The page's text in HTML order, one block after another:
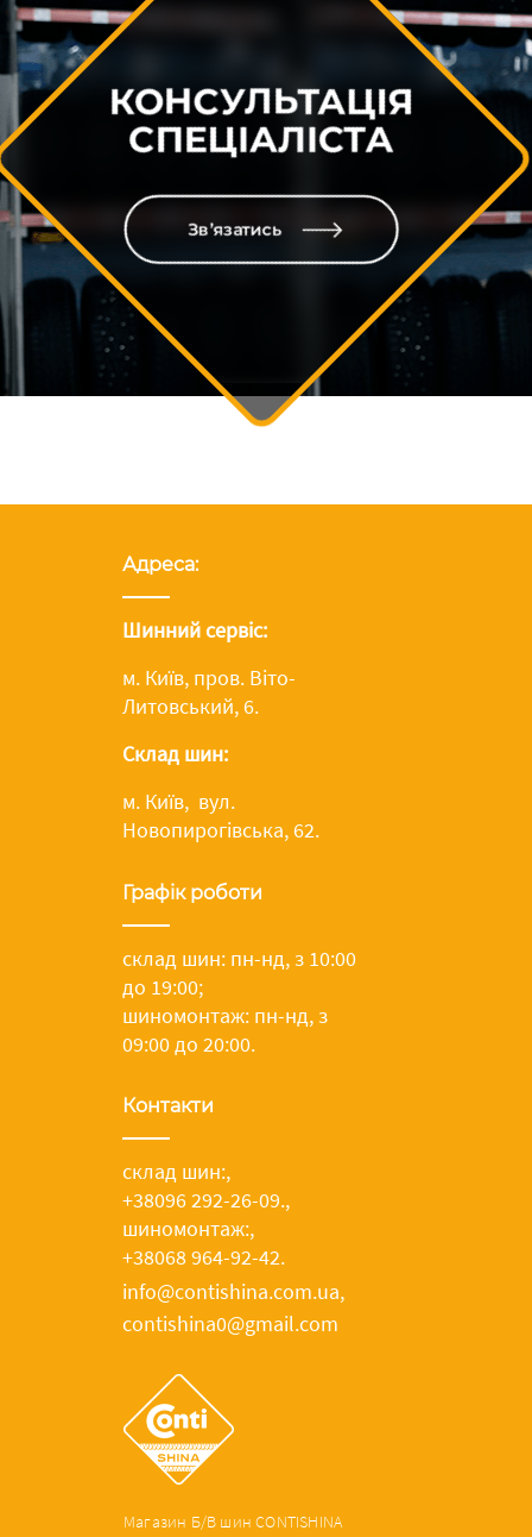
КОНСУЛЬТАЦІЯ
СПЕЦІАЛІСТА
Зв’язатись
Магазин Б/В шин CONTISHINA
Адреса:
Шинний сервіс:
м. Київ, пров. Віто-
Литовський, 6.
Склад шин:
м. Київ, вул.
Новопирогівська, 62.
Графік роботи
склад шин: пн-нд, з 10:00
до 19:00;
шиномонтаж: пн-нд, з
09:00 до 20:00.
Контакти
склад шин:,
+38096 292-26-09.,
шиномонтаж:,
+38068 964-92-42.
info@contishina.com.ua,
contishina0@gmail.com